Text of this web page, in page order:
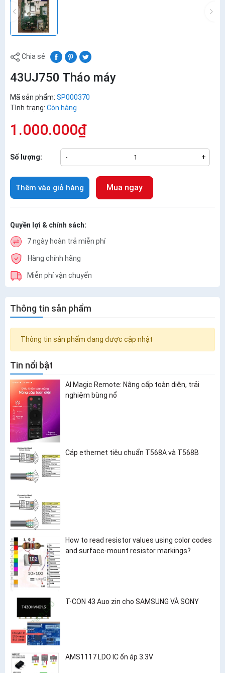
Chia sẻ
43UJ750 Tháo máy
Mã sản phẩm: SP000370
Tình trạng: Còn hàng
1.000.000₫
Số lượng: - +
Thêm vào giỏ hàng Mua ngay
Quyền lợi & chính sách:
7 ngày hoàn trả miễn phí
Hàng chính hãng
Miễn phí vận chuyển
Thông tin sản phẩm
Thông tin sản phẩm đang được cập nhật
Tin nổi bật
AI Magic Remote: Nâng cấp toàn diện, trải
nghiệm bùng nổ
Cáp ethernet tiêu chuẩn T568A và T568B
How to read resistor values using color codes
and surface-mount resistor markings?
T-CON 43 Auo zin cho SAMSUNG VÀ SONY
AMS1117 LDO IC ổn áp 3.3V